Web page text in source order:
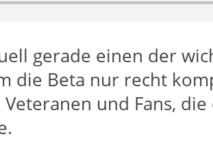
gerade einen der
die Beta nur recht
und Fans,